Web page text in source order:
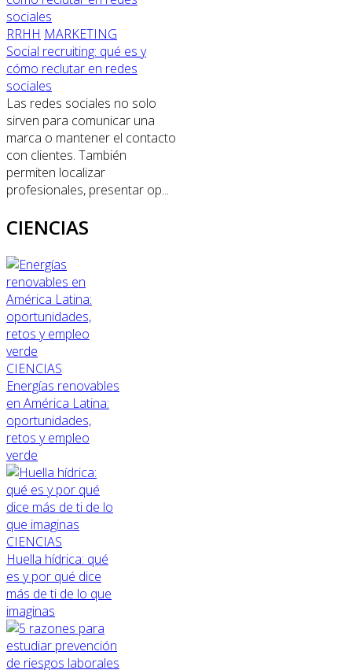
RRHH MARKETING
Social recruiting: qué es y
cómo reclutar en redes
sociales
Las redes sociales no solo
sirven para comunicar una
marca o mantener el contacto
con clientes. También
permiten localizar
profesionales, presentar op...
CIENCIAS
CIENCIAS
Energías renovables
en América Latina:
oportunidades,
retos y empleo
verde
CIENCIAS
Huella hídrica: qué
es y por qué dice
más de ti de lo que
imaginas